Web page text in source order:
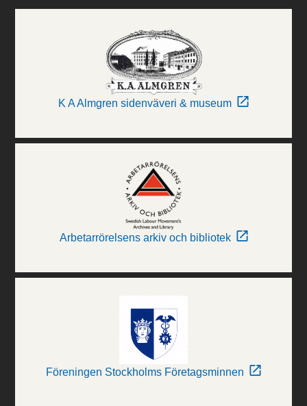
K A Almgren sidenväveri & museum
Arbetarrörelsens arkiv och bibliotek
Föreningen Stockholms Företagsminnen